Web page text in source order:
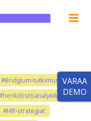
#Bridgium-tutkimus
#HR-strategiat
VARAA
DEMO